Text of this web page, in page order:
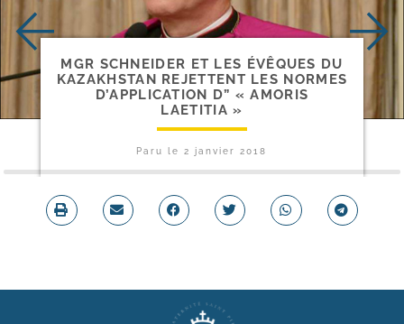
MGR SCHNEIDER ET LES ÉVÊQUES DU
KAZAKHSTAN REJETTENT LES NORMES
D’APPLICATION D” « AMORIS
LAETITIA »
Paru le2 janvier 2018